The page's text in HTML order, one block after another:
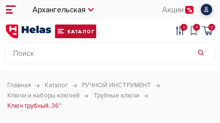
Архангельская Акции
КАТАЛОГ
0 0 0
Главная Каталог
РУЧНОЙ ИНСТРУМЕНТ
Ключи и наборы ключей
Трубные ключи
Ключ трубный, 36"